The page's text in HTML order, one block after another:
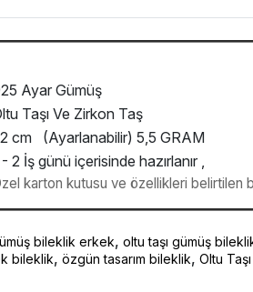
Ayar Gümüş
Taşı Ve Zirkon Taş
cm (Ayarlanabilir) 5,5 GRAM
- 2 İş günü içerisinde hazırlanır ,
karton kutusu ve özellikleri belirtilen
bileklik erkek, oltu taşı gümüş
bileklik, özgün tasarım bileklik, Oltu